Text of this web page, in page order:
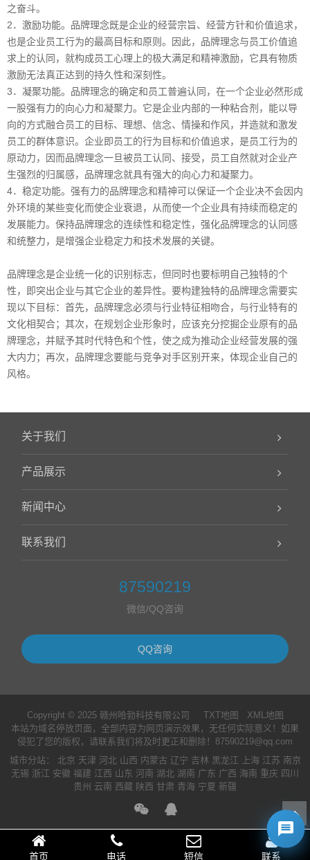
之奋斗。
2．激励功能。品牌理念既是企业的经营宗旨、经营方针和价值追求，
也是企业员工行为的最高目标和原则。因此，品牌理念与员工价值追
求上的认同，就构成员工心理上的极大满足和精神激励，它具有物质
激励无法真正达到的持久性和深刻性。
3．凝聚功能。品牌理念的确定和员工普遍认同，在一个企业必然形成
一股强有力的向心力和凝聚力。它是企业内部的一种粘合剂，能以导
向的方式融合员工的目标、理想、信念、情操和作风，并造就和激发
员工的群体意识。企业即员工的行为目标和价值追求，是员工行为的
原动力，因而品牌理念一旦被员工认同、接受，员工自然就对企业产
生强烈的归属感，品牌理念就具有强大的向心力和凝聚力。
4．稳定功能。强有力的品牌理念和精神可以保证一个企业决不会因内
外环境的某些变化而使企业衰退，从而使一个企业具有持续而稳定的
发展能力。保持品牌理念的连续性和稳定性，强化品牌理念的认同感
和统整力，是增强企业稳定力和技术发展的关键。
品牌理念是企业统一化的识别标志，但同时也要标明自己独特的个
性，即突出企业与其它企业的差异性。要构建独特的品牌理念需要实
现以下目标：首先，品牌理念必须与行业特征相吻合，与行业特有的
文化相契合；其次，在规划企业形象时，应该充分挖掘企业原有的品
牌理念，并赋予其时代特色和个性，使之成为推动企业经营发展的强
大内力；再次，品牌理念要能与竞争对手区别开来，体现企业自己的
风格。
关于我们
产品展示
新闻中心
联系我们
87590219
微信/QQ咨询
QQ咨询
Copyright © 2025 赣州哈勃科技有限公司 TXT地图
XML地图
本站为域名停放页面，全部内容为网页演示效果，无任何实际意义！如果
侵犯了您的版权，请联系我们将及时更正和删除！87590219@qq.com
城市分站： 北京 天津 河北 山西 内蒙古 辽宁 吉林 黑龙江 上海 江苏 南京
无锡 浙江 安徽 福建 江西 山东 河南 湖北 湖南 广东 广西 海南 重庆 四川
贵州 云南 西藏 陕西 甘肃 青海 宁夏 新疆
首页 电话 短信 联系